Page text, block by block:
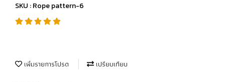
SKU : Rope pattern-6
เพิ่มรายการโปรด เปรียบเทียบ